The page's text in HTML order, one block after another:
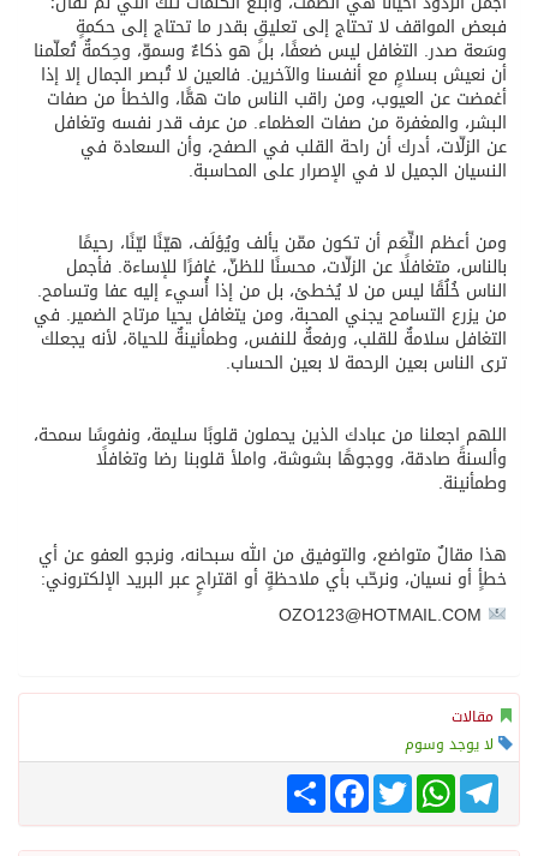
فبعض المواقف لا تحتاج إلى تعليقٍ بقدر ما تحتاج إلى حكمةٍ
وسَعة صدر. التغافل ليس ضعفًا، بل هو ذكاءٌ وسموّ، وحِكمةٌ تُعلّمنا
أن نعيش بسلامٍ مع أنفسنا والآخرين. فالعين لا تُبصر الجمال إلا إذا
أغمضت عن العيوب، ومن راقب الناس مات همًّا، والخطأ من صفات
البشر، والمغفرة من صفات العظماء. من عرف قدر نفسه وتغافل
عن الزلّات، أدرك أن راحة القلب في الصفح، وأن السعادة في
النسيان الجميل لا في الإصرار على المحاسبة.
ومن أعظم النِّعَم أن تكون ممّن يألف ويُؤلَف، هيّنًا ليّنًا، رحيمًا
بالناس، متغافلًا عن الزلّات، محسنًا للظنّ، غافرًا للإساءة. فأجمل
الناس خُلُقًا ليس من لا يُخطئ، بل من إذا أُسيء إليه عفا وتسامح.
من يزرع التسامح يجني المحبة، ومن يتغافل يحيا مرتاح الضمير. في
التغافل سلامةٌ للقلب، ورفعةٌ للنفس، وطمأنينةٌ للحياة، لأنه يجعلك
ترى الناس بعين الرحمة لا بعين الحساب.
اللهم اجعلنا من عبادك الذين يحملون قلوبًا سليمة، ونفوسًا سمحة،
وألسنةً صادقة، ووجوهًا بشوشة، واملأ قلوبنا رضا وتغافلًا
وطمأنينة.
هذا مقالٌ متواضع، والتوفيق من الله سبحانه، ونرجو العفو عن أي
خطأٍ أو نسيان، ونرحّب بأي ملاحظةٍ أو اقتراحٍ عبر البريد الإلكتروني:
مقالات
لا يوجد وسوم
انشر
FacebookTwitter
WhatsAppTelegram